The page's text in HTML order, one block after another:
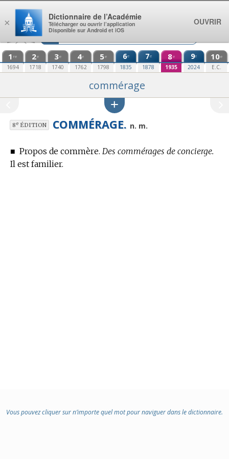
Aller au contenu
1 re
1694
2e
1718
3e
1740
4e
1762
5e
1798
6e
1835
7e
1878
8e
1935
9e
2024
10e
E.C.
commérage
8eÉDITION COMMÉRAGE. n. m.
■ Propos de commère. Des commérages de concierge.
Il est familier.
Vous pouvez cliquer sur n’importe quel mot pour naviguer dans le dictionnaire.
×
Dictionnaire de l’Académie
Télécharger ou ouvrir l’application
Disponible sur Android et iOS
OUVRIR